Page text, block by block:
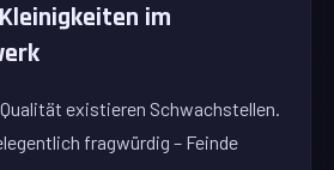
im
existieren Schwachstellen.
fragwürdig – Feinde